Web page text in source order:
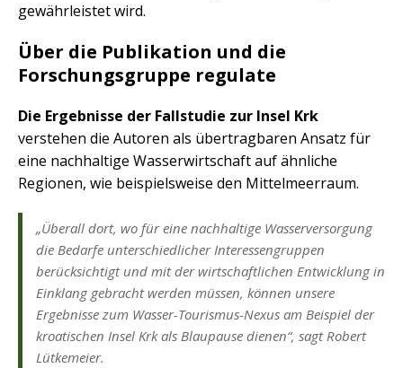
gewährleistet wird.
Über die Publikation und die
Forschungsgruppe regulate
Die Ergebnisse der Fallstudie zur Insel Krk
verstehen die Autoren als übertragbaren Ansatz für
eine nachhaltige Wasserwirtschaft auf ähnliche
Regionen, wie beispielsweise den Mittelmeerraum.
„Überall dort, wo für eine nachhaltige Wasserversorgung
die Bedarfe unterschiedlicher Interessengruppen
berücksichtigt und mit der wirtschaftlichen Entwicklung in
Einklang gebracht werden müssen, können unsere
Ergebnisse zum Wasser-Tourismus-Nexus am Beispiel der
kroatischen Insel Krk als Blaupause dienen“, sagt Robert
Lütkemeier.